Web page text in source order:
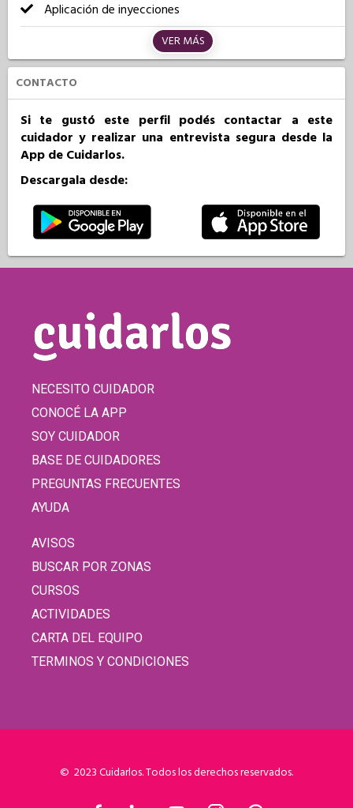
Aplicación de inyecciones
VER MÁS
CONTACTO
Si te gustó este perfil podés contactar a este
cuidador y realizar una entrevista segura desde la
App de Cuidarlos.
Descargala desde:
NECESITO CUIDADOR
CONOCÉ LA APP
SOY CUIDADOR
BASE DE CUIDADORES
PREGUNTAS FRECUENTES
AYUDA
AVISOS
BUSCAR POR ZONAS
CURSOS
ACTIVIDADES
CARTA DEL EQUIPO
TERMINOS Y CONDICIONES
© 2023 Cuidarlos. Todos los derechos reservados.